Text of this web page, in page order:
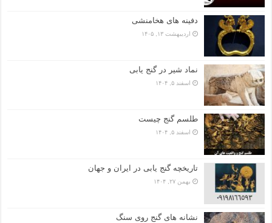
دفینه های هخامنشی
اردیبهشت ۱۳, ۱۴۰۵
نماد شیر در گنج یابی
اسفند ۵, ۱۴۰۴
طلسم گنج چیست
اسفند ۵, ۱۴۰۴
تاریخچه گنج‌ یابی در ایران و جهان
بهمن ۲۷, ۱۴۰۴
نشانه های گنج روی سنگ